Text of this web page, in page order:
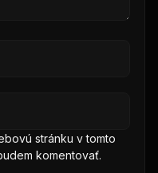
stránku v tomto
komentovať.